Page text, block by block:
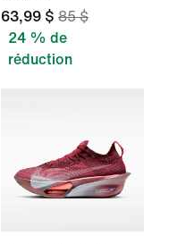
63,99 $ 85 $
24 % de
réduction